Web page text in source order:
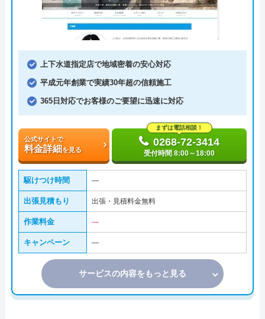
上下水道指定店で地域密着の安心対応
平成元年創業で実績30年超の信頼施工
365日対応でお客様のご要望に迅速に対応
公式サイトで
料金詳細を見る
まずは電話相談！
0268-72-3414
受付時間 8:00～18:00
駆けつけ時間 ―
出張見積もり 出張・見積料金無料
作業料金 ―
キャンペーン ―
サービスの内容をもっと見る